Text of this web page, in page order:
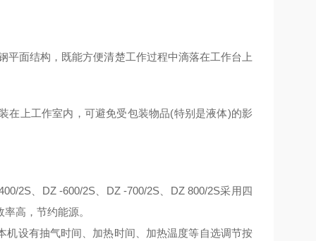
平面结构，既能方便清楚工作过程中滴落在工作台上
在上工作室内，可避免受包装物品(特别是液体)的影
2S、DZ -600/2S、DZ -700/2S、DZ 800/2S采用四
高，节约能源。
设有抽气时间、加热时间、加热温度等自选调节按